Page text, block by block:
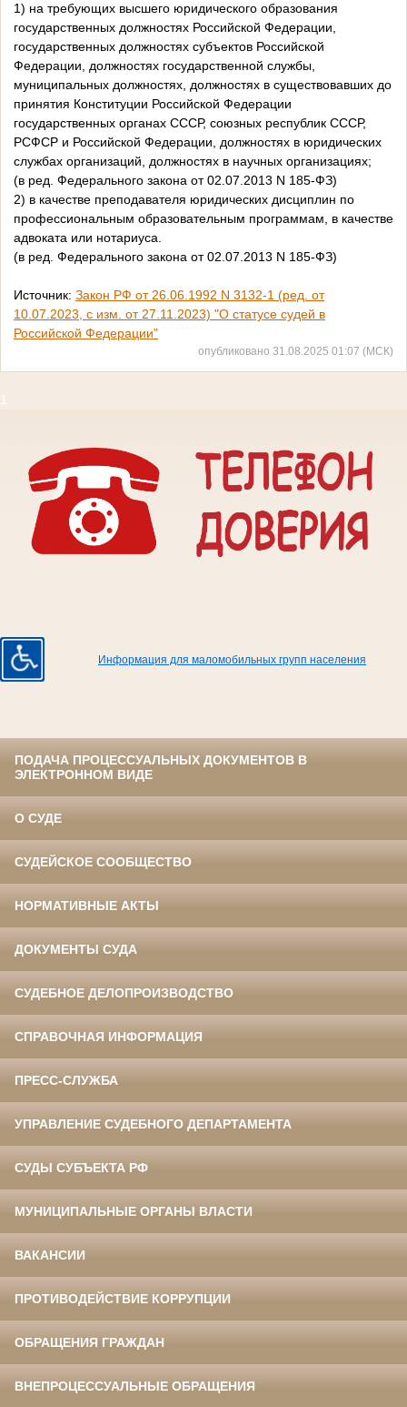
1) на требующих высшего юридического образования
государственных должностях Российской Федерации,
государственных должностях субъектов Российской
Федерации, должностях государственной службы,
муниципальных должностях, должностях в существовавших до
принятия Конституции Российской Федерации
государственных органах СССР, союзных республик СССР,
РСФСР и Российской Федерации, должностях в юридических
службах организаций, должностях в научных организациях;
(в ред. Федерального закона от 02.07.2013 N 185-ФЗ)
2) в качестве преподавателя юридических дисциплин по
профессиональным образовательным программам, в качестве
адвоката или нотариуса.
(в ред. Федерального закона от 02.07.2013 N 185-ФЗ)
Источник: Закон РФ от 26.06.1992 N 3132-1 (ред. от
10.07.2023, с изм. от 27.11.2023) "О статусе судей в
Российской Федерации"
опубликовано 31.08.2025 01:07 (МСК)
Информация для маломобильных групп населения
ПОДАЧА ПРОЦЕССУАЛЬНЫХ ДОКУМЕНТОВ В
ЭЛЕКТРОННОМ ВИДЕ
О СУДЕ
СУДЕЙСКОЕ СООБЩЕСТВО
НОРМАТИВНЫЕ АКТЫ
ДОКУМЕНТЫ СУДА
СУДЕБНОЕ ДЕЛОПРОИЗВОДСТВО
СПРАВОЧНАЯ ИНФОРМАЦИЯ
ПРЕСС-СЛУЖБА
УПРАВЛЕНИЕ СУДЕБНОГО ДЕПАРТАМЕНТА
СУДЫ СУБЪЕКТА РФ
МУНИЦИПАЛЬНЫЕ ОРГАНЫ ВЛАСТИ
ВАКАНСИИ
ПРОТИВОДЕЙСТВИЕ КОРРУПЦИИ
ОБРАЩЕНИЯ ГРАЖДАН
ВНЕПРОЦЕССУАЛЬНЫЕ ОБРАЩЕНИЯ